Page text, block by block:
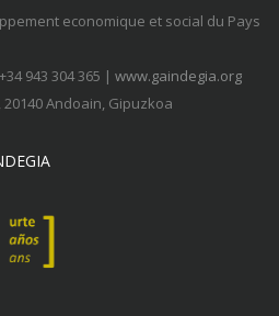
economique et social du Pays
943 304 365 | www.gaindegia.org
Andoain, Gipuzkoa